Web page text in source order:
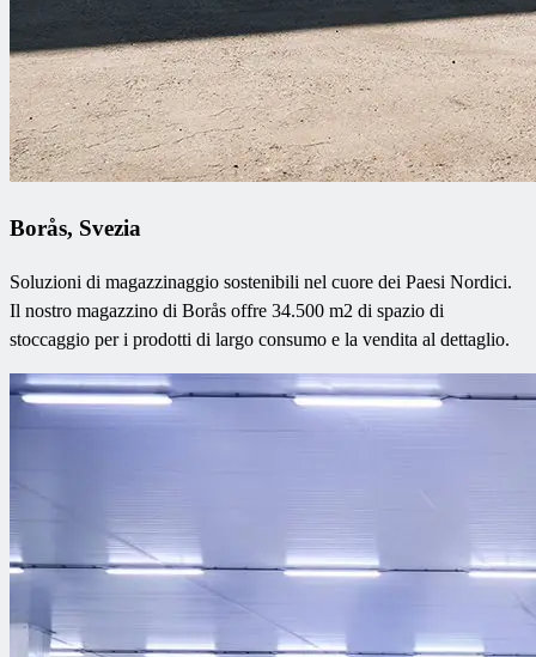
Borås, Svezia
Soluzioni di magazzinaggio sostenibili nel cuore dei Paesi Nordici.
Il nostro magazzino di Borås offre 34.500 m2 di spazio di
stoccaggio per i prodotti di largo consumo e la vendita al dettaglio.